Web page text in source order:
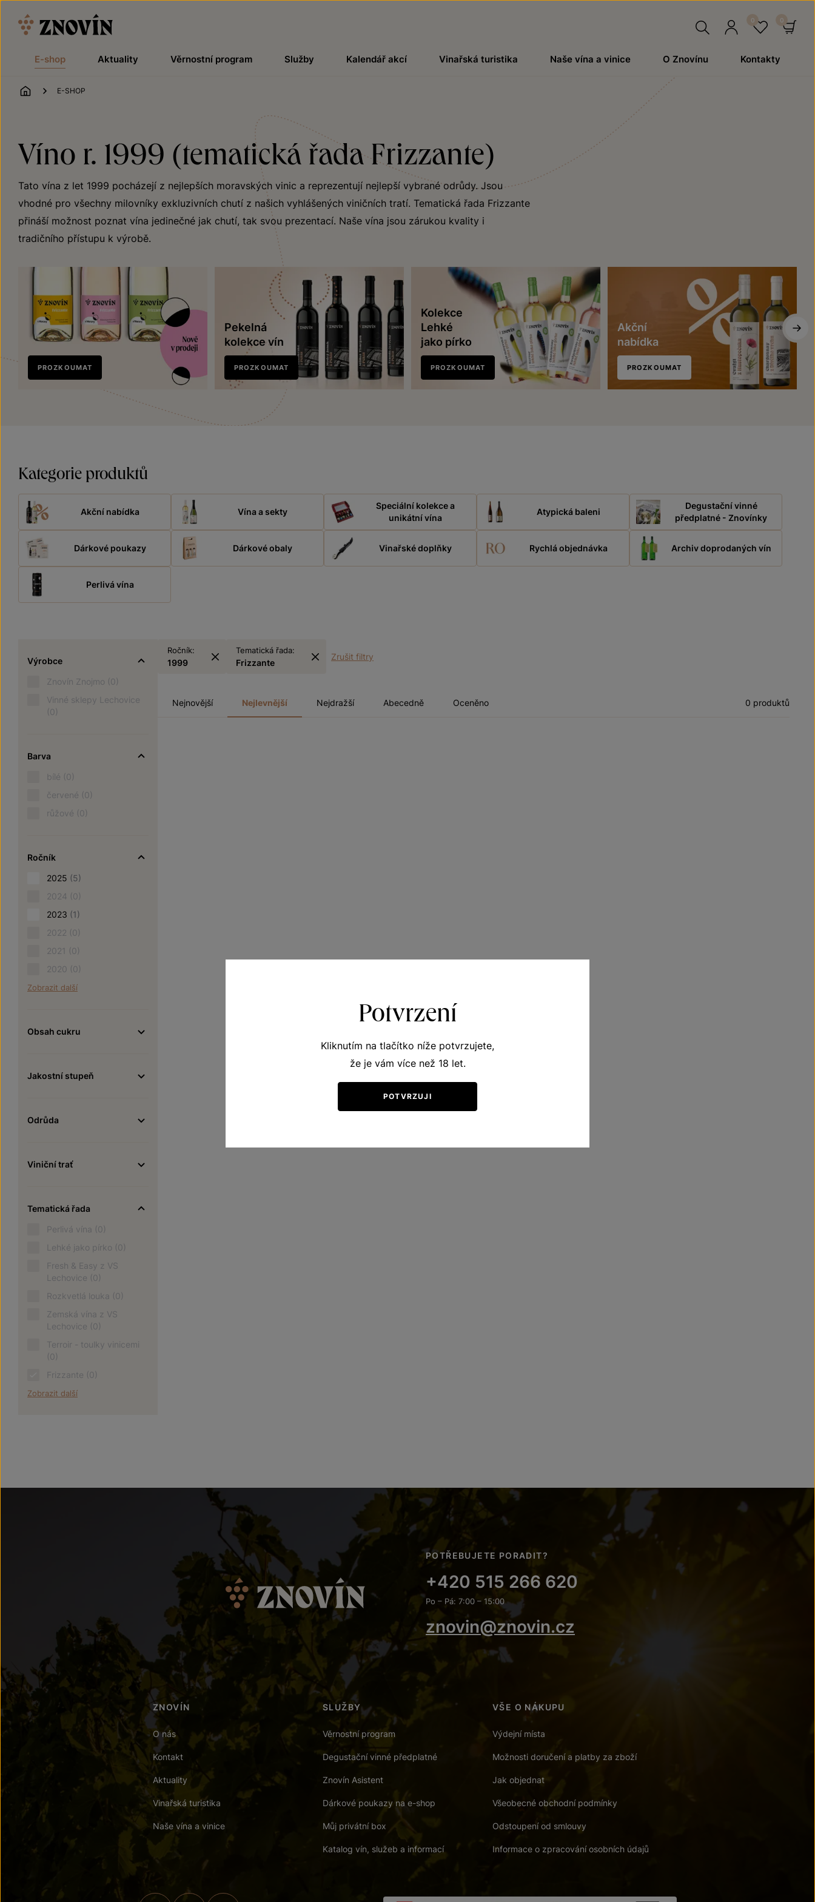
E-shop Aktuality Věrnostní program Služby Kalendář akcí Vinařská turistika Naše vína a vinice O Znovínu Kontakty
ÚVOD
E-SHOP
Víno r. 1999 (tematická řada Frizzante)
Tato vína z let 1999 pocházejí z nejlepších moravských vinic a reprezentují nejlepší vybrané odrůdy. Jsou
vhodné pro všechny milovníky exkluzivních chutí z našich vyhlášených viničních tratí. Tematická řada Frizzante
přináší možnost poznat vína jedinečné jak chutí, tak svou prezentací. Naše vína jsou zárukou kvality i
tradičního přístupu k výrobě.
Nově
v prodeji
PROZKOUMAT
Pekelná
kolekce vín
PROZKOUMAT
Kolekce
Lehké
jako pírko
PROZKOUMAT
Akční
nabídka
PROZKOUMAT
Kategorie produktů
Akční nabídka Vína a sekty
Speciální kolekce a
unikátní vína
Atypická baleni
Degustační vinné
předplatné - Znovínky
Dárkové poukazy Dárkové obaly Vinařské doplňky Rychlá objednávka Archiv doprodaných vín
Perlivá vína
Výrobce
Znovín Znojmo (0)
Vinné sklepy Lechovice
(0)
Barva
bílé (0)
červené (0)
růžové (0)
Ročník
2025 (5)
2024 (0)
2023 (1)
2022 (0)
2021 (0)
2020 (0)
Zobrazit další
Obsah cukru
Jakostní stupeň
Odrůda
Viniční trať
Tematická řada
Perlivá vína (0)
Lehké jako pírko (0)
Fresh & Easy z VS
Lechovice (0)
Rozkvetlá louka (0)
Zemská vína z VS
Lechovice (0)
Terroir - toulky vinicemi
(0)
Frizzante (0)
Zobrazit další
Ročník:
1999
Tematická řada:
Frizzante
Zrušit filtry
Nejnovější Nejlevnější Nejdražší Abecedně Oceněno 0 produktů
POTŘEBUJETE PORADIT?
+420 515 266 620
Po – Pá: 7:00 – 15:00
znovin@znovin.cz
ZNOVÍN
O nás
Kontakt
Aktuality
Vinařská turistika
Naše vína a vinice
SLUŽBY
Věrnostní program
Degustační vinné předplatné
Znovín Asistent
Dárkové poukazy na e-shop
Můj privátní box
Katalog vín, služeb a informací
VŠE O NÁKUPU
Výdejní místa
Možnosti doručení a platby za zboží
Jak objednat
Všeobecné obchodní podmínky
Odstoupení od smlouvy
Informace o zpracování osobních údajů
Potvrzení
Kliknutím na tlačítko níže potvrzujete,
že je vám více než 18 let.
POTVRZUJI